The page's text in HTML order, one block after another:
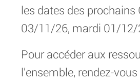
les dates des
03/11/26, mardi 01/12/
Pour accéder aux
l’ensemble, rendez-